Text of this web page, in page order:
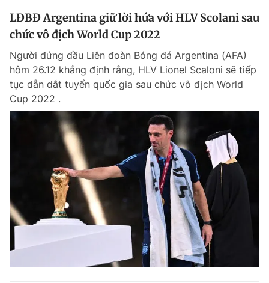
Đọc Thanh Niên trên điện thoại
Theo dõi báo trên
0906 645 777
Liên hệ quảng cáo
0908 780 404
Quảng cáo Tòa soạn Chính sách bảo
Tổng biên tập: Nguyễn Ngọc Toàn
LĐBĐ Argentina giữ lời hứa với HLV Scolani sau
chức vô địch World Cup 2022
Người đứng đầu Liên đoàn Bóng đá Argentina (AFA)
hôm 26.12 khẳng định rằng, HLV Lionel Scaloni sẽ tiếp
tục dẫn dắt tuyển quốc gia sau chức vô địch World
Cup 2022 .